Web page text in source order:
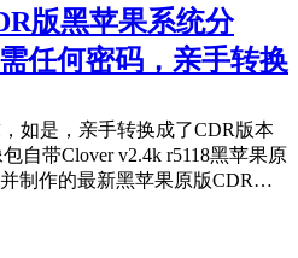
版黑苹果系统分
任何密码，亲手转换
如是，亲手转换成了CDR版本
自带Clover v2.4k r5118黑苹果原
制作的最新黑苹果原版CDR系